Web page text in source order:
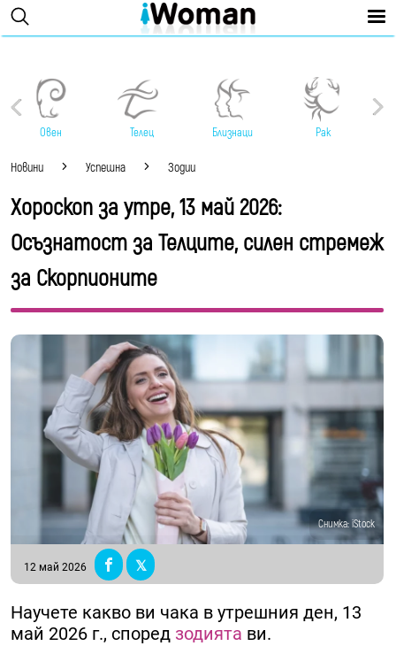
Овен Телец Близнаци Рак
Новини Успешна Зодии
Хороскоп за утре, 13 май 2026:
Осъзнатост за Телците, силен стремеж
за Скорпионите
Снимка: iStock
12 май 2026
Научете какво ви чака в утрешния ден, 13
май 2026 г., според зодията ви.